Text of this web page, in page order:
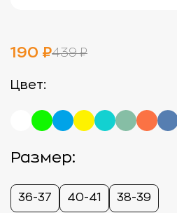
190 ₽439 ₽
Цвет:
Размер:
36-37 40-41 38-39